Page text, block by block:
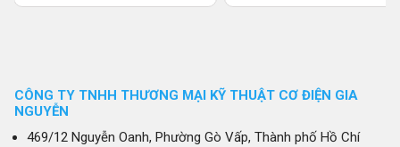
CÔNG TY TNHH THƯƠNG MẠI KỸ THUẬT CƠ ĐIỆN GIA
NGUYỄN
469/12 Nguyễn Oanh, Phường Gò Vấp, Thành phố Hồ Chí